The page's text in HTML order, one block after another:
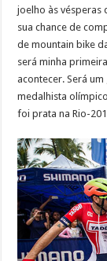
joelho às vésperas
sua chance de
de mountain bike
será minha
acontecer. Será
medalhista
foi prata na Rio-